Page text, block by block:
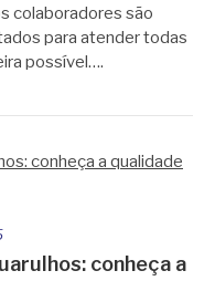
colaboradores são
para atender todas
possível….
conheça a